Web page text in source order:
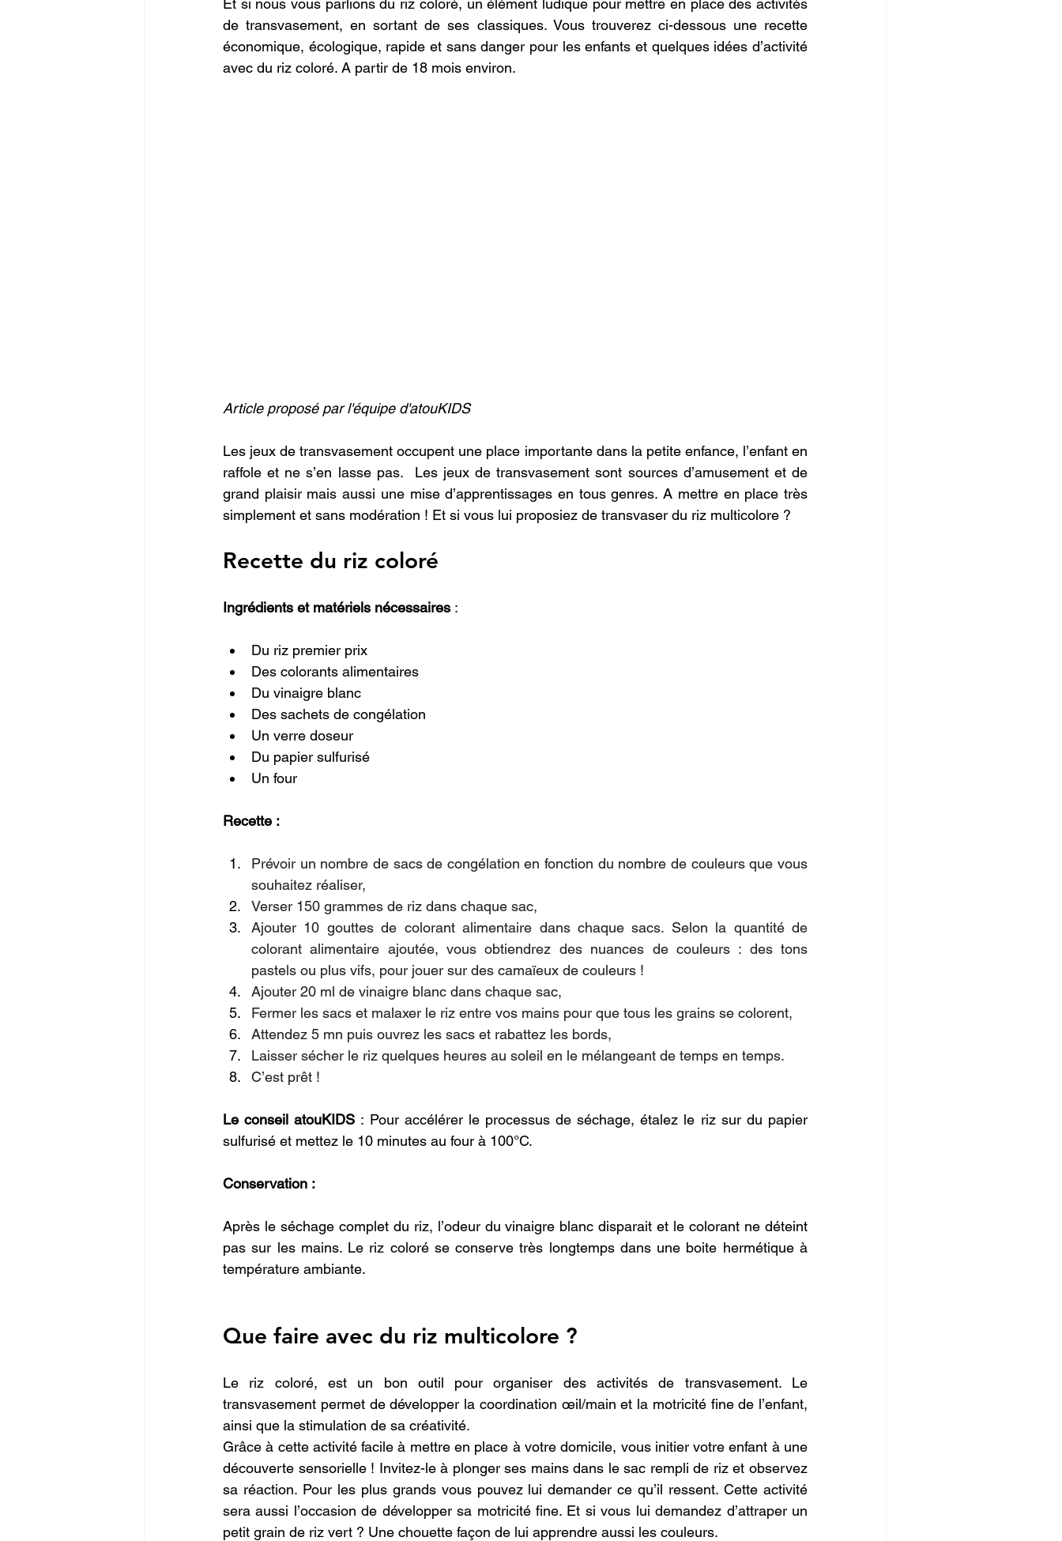
Et si nous vous parlions du riz coloré, un élément ludique pour mettre en place des activités
de transvasement, en sortant de ses classiques. Vous trouverez ci-dessous une recette
économique, écologique, rapide et sans danger pour les enfants et quelques idées d’activité
avec du riz coloré. A partir de 18 mois environ.
Article proposé par l'équipe d'atouKIDS
Les jeux de transvasement occupent une place importante dans la petite enfance, l’enfant en
raffole et ne s’en lasse pas.  Les jeux de transvasement sont sources d’amusement et de
grand plaisir mais aussi une mise d’apprentissages en tous genres. A mettre en place très
simplement et sans modération ! Et si vous lui proposiez de transvaser du riz multicolore ?
Recette du riz coloré
Ingrédients et matériels nécessaires :
Du riz premier prix
Des colorants alimentaires
Du vinaigre blanc
Des sachets de congélation
Un verre doseur
Du papier sulfurisé
Un four
Recette :
Prévoir un nombre de sacs de congélation en fonction du nombre de couleurs que vous
souhaitez réaliser,
Verser 150 grammes de riz dans chaque sac,
Ajouter 10 gouttes de colorant alimentaire dans chaque sacs. Selon la quantité de
colorant alimentaire ajoutée, vous obtiendrez des nuances de couleurs : des tons
pastels ou plus vifs, pour jouer sur des camaïeux de couleurs !
Ajouter 20 ml de vinaigre blanc dans chaque sac,
Fermer les sacs et malaxer le riz entre vos mains pour que tous les grains se colorent,
Attendez 5 mn puis ouvrez les sacs et rabattez les bords,
Laisser sécher le riz quelques heures au soleil en le mélangeant de temps en temps.
C’est prêt !
Le conseil atouKIDS : Pour accélérer le processus de séchage, étalez le riz sur du papier
sulfurisé et mettez le 10 minutes au four à 100°C.
Conservation :
Après le séchage complet du riz, l’odeur du vinaigre blanc disparait et le colorant ne déteint
pas sur les mains. Le riz coloré se conserve très longtemps dans une boite hermétique à
température ambiante.
Que faire avec du riz multicolore ?
Le riz coloré, est un bon outil pour organiser des activités de transvasement. Le
transvasement permet de développer la coordination œil/main et la motricité fine de l’enfant,
ainsi que la stimulation de sa créativité.
Grâce à cette activité facile à mettre en place à votre domicile, vous initier votre enfant à une
découverte sensorielle ! Invitez-le à plonger ses mains dans le sac rempli de riz et observez
sa réaction. Pour les plus grands vous pouvez lui demander ce qu’il ressent. Cette activité
sera aussi l’occasion de développer sa motricité fine. Et si vous lui demandez d’attraper un
petit grain de riz vert ? Une chouette façon de lui apprendre aussi les couleurs.